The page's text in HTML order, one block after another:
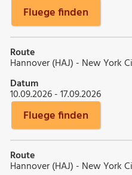
Fluege finden
Route
Hannover (HAJ) - New York
Datum
10.09.2026 - 17.09.2026
Fluege finden
Route
Hannover (HAJ) - New York